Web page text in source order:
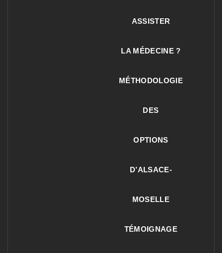
ASSISTER
LA MÉDECINE ?
MÉTHODOLOGIE
DES
OPTIONS
D’ALSACE-
MOSELLE
TÉMOIGNAGE